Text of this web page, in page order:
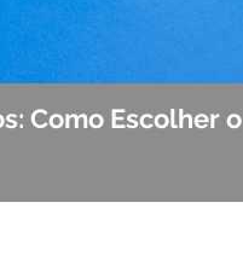
Como Escolher o